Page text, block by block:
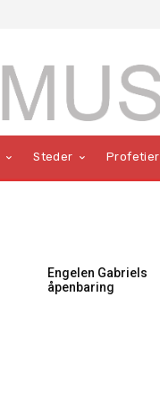
Steder Profetier
Engelen Gabriels
åpenbaring